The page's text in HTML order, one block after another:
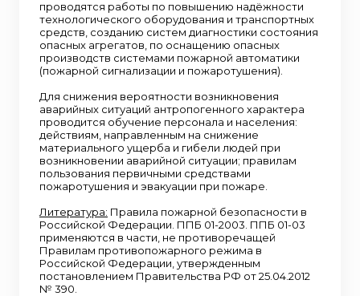
проводятся работы по повышению надёжности
технологического оборудования и транспортных
средств, созданию систем диагностики состояния
опасных агрегатов, по оснащению опасных
производств системами пожарной автоматики
(пожарной сигнализации и пожаротушения).
Для снижения вероятности возникновения
аварийных ситуаций антропогенного характера
проводится обучение персонала и населения:
действиям, направленным на снижение
материального ущерба и гибели людей при
возникновении аварийной ситуации; правилам
пользования первичными средствами
пожаротушения и эвакуации при пожаре.
Литература: Правила пожарной безопасности в
Российской Федерации. ППБ 01-2003. ППБ 01-03
применяются в части, не противоречащей
Правилам противопожарного режима в
Российской Федерации, утвержденным
постановлением Правительства РФ от 25.04.2012
№ 390.